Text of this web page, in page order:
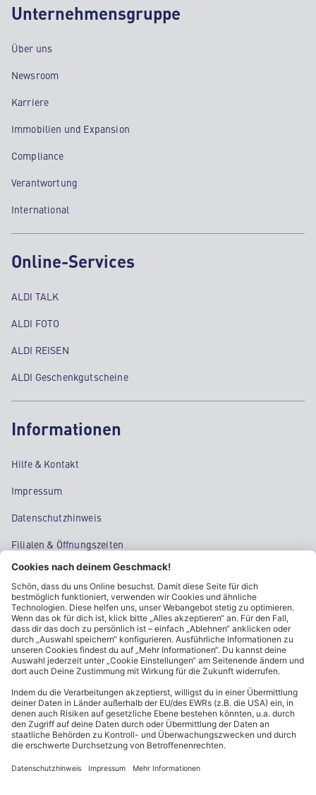
Unternehmensgruppe
Über uns
Newsroom
Karriere
Immobilien und Expansion
Compliance
Verantwortung
International
Online-Services
ALDI TALK
ALDI FOTO
ALDI REISEN
ALDI Geschenkgutscheine
Informationen
Hilfe & Kontakt
Impressum
Datenschutzhinweis
Filialen & Öffnungszeiten
Kontakt
Cookie-Einstellungen
Kundeninformationen
ALDI Nord folgen